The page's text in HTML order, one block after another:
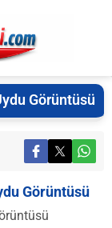
Görüntüsü
Görüntüsü